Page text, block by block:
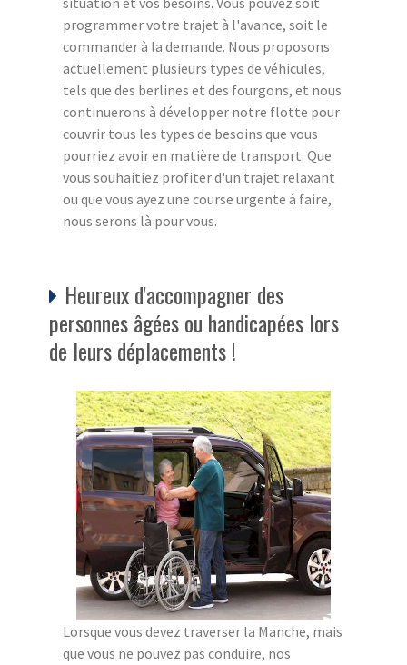
programmer votre trajet à l'avance, soit le
commander à la demande. Nous proposons
actuellement plusieurs types de véhicules,
tels que des berlines et des fourgons, et nous
continuerons à développer notre flotte pour
couvrir tous les types de besoins que vous
pourriez avoir en matière de transport. Que
vous souhaitiez profiter d'un trajet relaxant
ou que vous ayez une course urgente à faire,
nous serons là pour vous.
Heureux d'accompagner des
personnes âgées ou handicapées lors
de leurs déplacements !
Lorsque vous devez traverser la Manche, mais
que vous ne pouvez pas conduire, nos